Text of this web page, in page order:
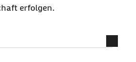
erfolgen.